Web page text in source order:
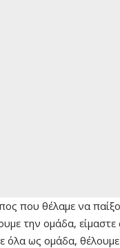
που θέλαμε να
την ομάδα,
όλα ως ομάδα,